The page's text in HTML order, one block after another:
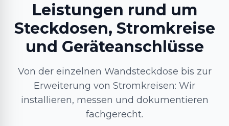
Leistungen rund um
Steckdosen, Stromkreise
und Geräteanschlüsse
Von der einzelnen Wandsteckdose bis zur
Erweiterung von Stromkreisen: Wir
installieren, messen und dokumentieren
fachgerecht.